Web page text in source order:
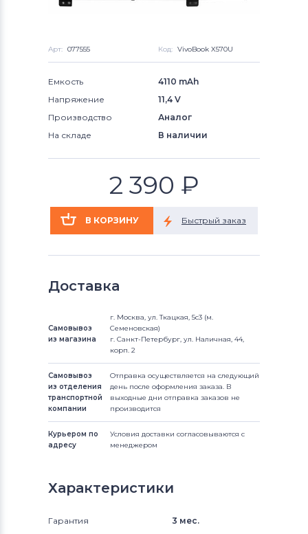
Арт: 077555 Код: VivoBook X570U
Емкость
4110 mAh
Напряжение
11,4 V
Производство
Аналог
На складе
В наличии
2 390 ₽
Доставка
Самовывоз
из магазина
г. Москва, ул. Ткацкая, 5с3 (м.
Семеновская)
г. Санкт-Петербург, ул. Наличная, 44,
корп. 2
Самовывоз
из отделения
транспортной
компании
Отправка осуществляется на следующий
день после оформления заказа. В
выходные дни отправка заказов не
производится
Курьером по
адресу
Условия доставки согласовываются с
менеджером
Характеристики
Гарантия
3 мес.